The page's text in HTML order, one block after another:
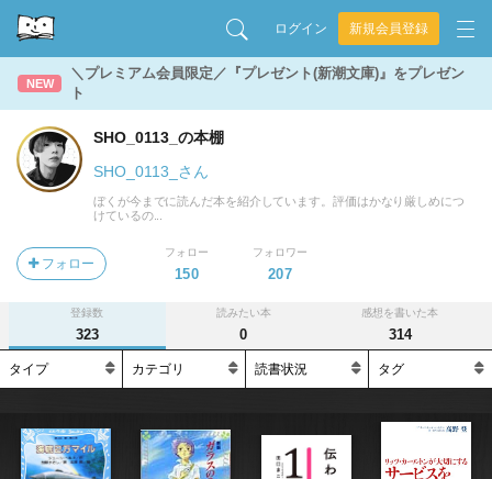
ログイン 新規会員登録
NEW
＼プレミアム会員限定／『プレゼント(新潮文庫)』をプレゼン
ト
SHO_0113_の本棚
SHO_0113_さん
ぼくが今までに読んだ本を紹介しています。評価はかなり厳しめにつ
けているの...
フォロー
フォロー
150
フォロワー
207
登録数
323
読みたい本
0
感想を書いた本
314